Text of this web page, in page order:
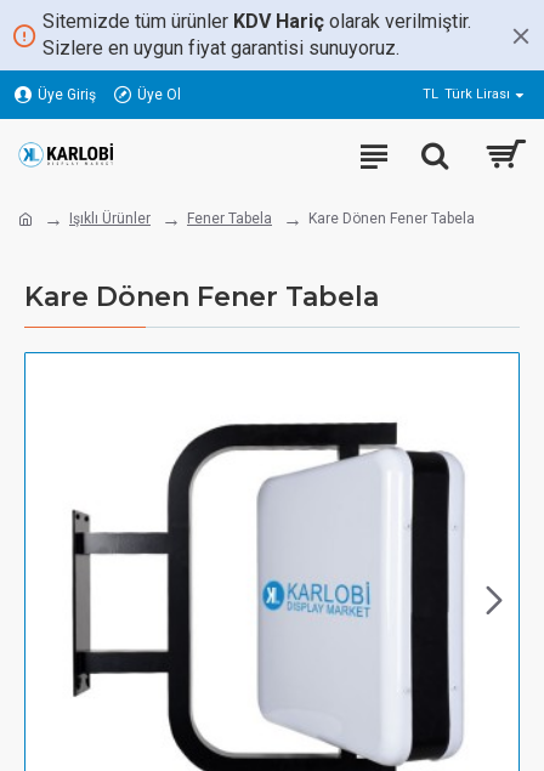
Sitemizde tüm ürünler KDV Hariç olarak verilmiştir.
Sizlere en uygun fiyat garantisi sunuyoruz.
Üye Giriş Üye Ol TL Türk Lirası
Işıklı Ürünler Fener Tabela Kare Dönen Fener Tabela
Kare Dönen Fener Tabela